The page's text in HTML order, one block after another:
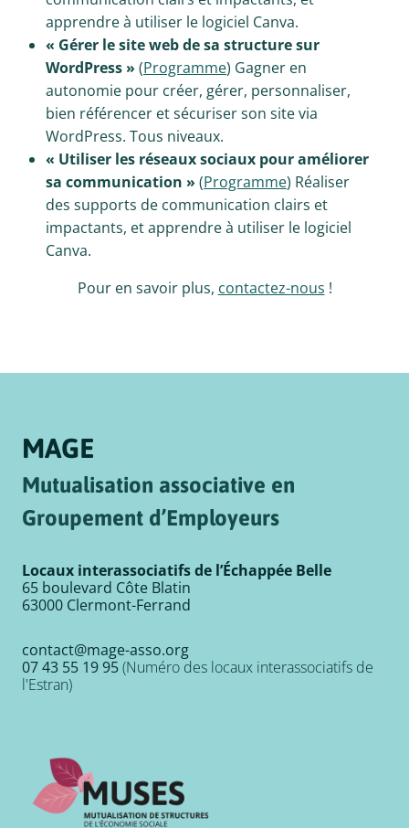
apprendre à utiliser le logiciel Canva.
« Gérer le site web de sa structure sur
WordPress » (Programme) Gagner en
autonomie pour créer, gérer, personnaliser,
bien référencer et sécuriser son site via
WordPress. Tous niveaux.
« Utiliser les réseaux sociaux pour améliorer
sa communication » (Programme) Réaliser
des supports de communication clairs et
impactants, et apprendre à utiliser le logiciel
Canva.
Pour en savoir plus, contactez-nous !
MAGE
Mutualisation associative en
Groupement d’Employeurs
Locaux interassociatifs de l’Échappée Belle
65 boulevard Côte Blatin
63000 Clermont-Ferrand
contact@mage-asso.org
07 43 55 19 95(Numéro des locaux interassociatifs de
l'Estran)